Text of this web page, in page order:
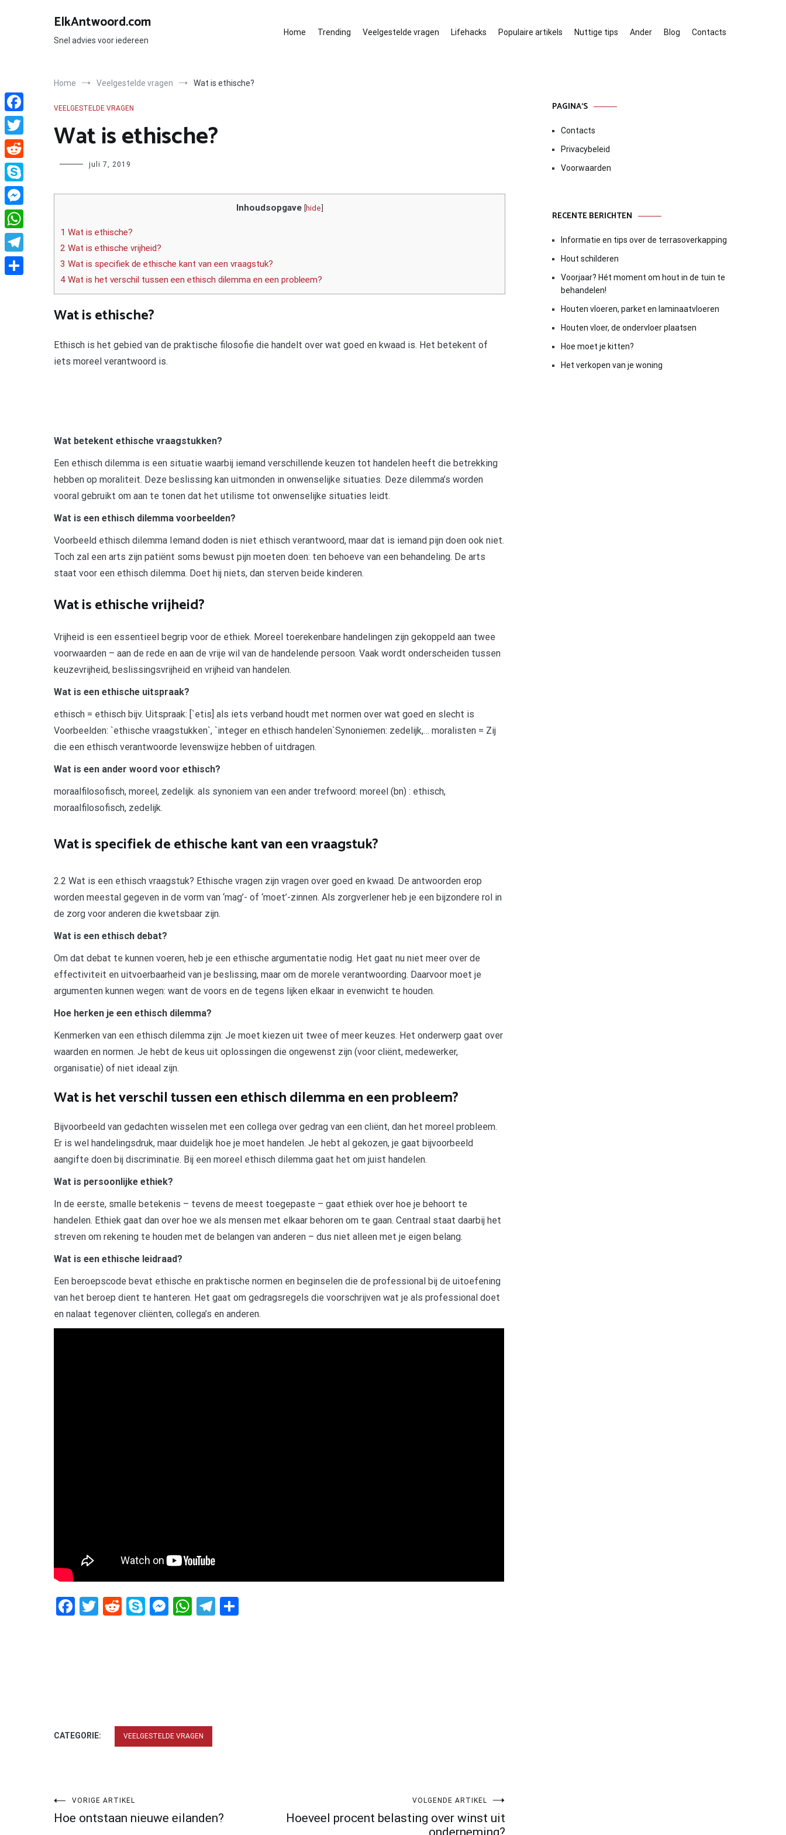
ElkAntwoord.com
Snel advies voor iedereen
Home Trending Veelgestelde vragen Lifehacks Populaire artikels Nuttige tips Ander Blog Contacts
Home Veelgestelde vragen Wat is ethische?
VEELGESTELDE VRAGEN
Wat is ethische?
Author juli 7, 2019
Inhoudsopgave [hide]
1 Wat is ethische?
2 Wat is ethische vrijheid?
3 Wat is specifiek de ethische kant van een vraagstuk?
4 Wat is het verschil tussen een ethisch dilemma en een probleem?
Wat is ethische?
Ethisch is het gebied van de praktische filosofie die handelt over wat goed en kwaad is. Het betekent of
iets moreel verantwoord is.
Wat betekent ethische vraagstukken?
Een ethisch dilemma is een situatie waarbij iemand verschillende keuzen tot handelen heeft die betrekking
hebben op moraliteit. Deze beslissing kan uitmonden in onwenselijke situaties. Deze dilemma’s worden
vooral gebruikt om aan te tonen dat het utilisme tot onwenselijke situaties leidt.
Wat is een ethisch dilemma voorbeelden?
Voorbeeld ethisch dilemma Iemand doden is niet ethisch verantwoord, maar dat is iemand pijn doen ook niet.
Toch zal een arts zijn patiënt soms bewust pijn moeten doen: ten behoeve van een behandeling. De arts
staat voor een ethisch dilemma. Doet hij niets, dan sterven beide kinderen.
Wat is ethische vrijheid?
Vrijheid is een essentieel begrip voor de ethiek. Moreel toerekenbare handelingen zijn gekoppeld aan twee
voorwaarden – aan de rede en aan de vrije wil van de handelende persoon. Vaak wordt onderscheiden tussen
keuzevrijheid, beslissingsvrijheid en vrijheid van handelen.
Wat is een ethische uitspraak?
ethisch = ethisch bijv. Uitspraak: [`etis] als iets verband houdt met normen over wat goed en slecht is
Voorbeelden: `ethische vraagstukken`, `integer en ethisch handelen`Synoniemen: zedelijk,… moralisten = Zij
die een ethisch verantwoorde levenswijze hebben of uitdragen.
Wat is een ander woord voor ethisch?
moraalfilosofisch, moreel, zedelijk. als synoniem van een ander trefwoord: moreel (bn) : ethisch,
moraalfilosofisch, zedelijk.
Wat is specifiek de ethische kant van een vraagstuk?
2.2 Wat is een ethisch vraagstuk? Ethische vragen zijn vragen over goed en kwaad. De antwoorden erop
worden meestal gegeven in de vorm van ‘mag’- of ‘moet’-zinnen. Als zorgverlener heb je een bijzondere rol in
de zorg voor anderen die kwetsbaar zijn.
Wat is een ethisch debat?
Om dat debat te kunnen voeren, heb je een ethische argumentatie nodig. Het gaat nu niet meer over de
effectiviteit en uitvoerbaarheid van je beslissing, maar om de morele verantwoording. Daarvoor moet je
argumenten kunnen wegen: want de voors en de tegens lijken elkaar in evenwicht te houden.
Hoe herken je een ethisch dilemma?
Kenmerken van een ethisch dilemma zijn: Je moet kiezen uit twee of meer keuzes. Het onderwerp gaat over
waarden en normen. Je hebt de keus uit oplossingen die ongewenst zijn (voor cliënt, medewerker,
organisatie) of niet ideaal zijn.
Wat is het verschil tussen een ethisch dilemma en een probleem?
Bijvoorbeeld van gedachten wisselen met een collega over gedrag van een cliënt, dan het moreel probleem.
Er is wel handelingsdruk, maar duidelijk hoe je moet handelen. Je hebt al gekozen, je gaat bijvoorbeeld
aangifte doen bij discriminatie. Bij een moreel ethisch dilemma gaat het om juist handelen.
Wat is persoonlijke ethiek?
In de eerste, smalle betekenis – tevens de meest toegepaste – gaat ethiek over hoe je behoort te
handelen. Ethiek gaat dan over hoe we als mensen met elkaar behoren om te gaan. Centraal staat daarbij het
streven om rekening te houden met de belangen van anderen – dus niet alleen met je eigen belang.
Wat is een ethische leidraad?
Een beroepscode bevat ethische en praktische normen en beginselen die de professional bij de uitoefening
van het beroep dient te hanteren. Het gaat om gedragsregels die voorschrijven wat je als professional doet
en nalaat tegenover cliënten, collega’s en anderen.
Facebook
Twitter
RedditSkypeMessenger
WhatsApp
Telegram
CATEGORIE: VEELGESTELDE VRAGEN
Bericht
navigatie
VORIGE ARTIKEL
Hoe ontstaan nieuwe eilanden?
VOLGENDE ARTIKEL
Hoeveel procent belasting over winst uit
onderneming?
PAGINA’S
Contacts
Privacybeleid
Voorwaarden
RECENTE BERICHTEN
Informatie en tips over de terrasoverkapping
Hout schilderen
Voorjaar? Hét moment om hout in de tuin te
behandelen!
Houten vloeren, parket en laminaatvloeren
Houten vloer, de ondervloer plaatsen
Hoe moet je kitten?
Het verkopen van je woning
Facebook
Twitter
Reddit
Skype
Messenger
WhatsApp
Telegram